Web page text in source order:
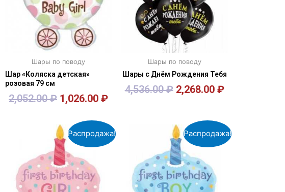
Шары по поводу
Шар «Коляска детская»
розовая 79 см
2,052.00₽ 1,026.00₽
Шары по поводу
Шары с Днём Рождения Тебя
4,536.00₽ 2,268.00 ₽
Распродажа! Распродажа!